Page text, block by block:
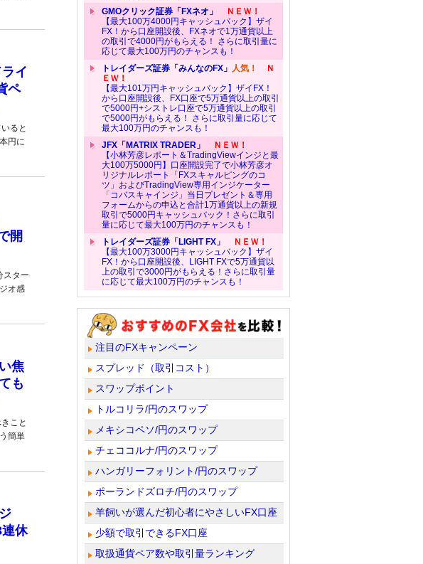
イ
ペ
ると
円に
開
スター
オ感
焦
も
こと
簡単
休
GMOクリック証券「FXネオ」
ＮＥＷ！
【最大100万4000円キャッシュバック】ザイ
FX！から口座開設後、FXネオで1万通貨以上
の取引で4000円がもらえる！ さらに取引量に
応じて最大100万円のチャンスも！
トレイダーズ証券「みんなのFX」 人気！
Ｎ
ＥＷ！
【最大101万円キャッシュバック】ザイFX！
から口座開設後、FX口座で5万通貨以上の取引
で5000円+シストレ口座で5万通貨以上の取引
で5000円がもらえる！ さらに取引量に応じて
最大100万円のチャンスも！
JFX「MATRIX TRADER」
ＮＥＷ！
【小林芳彦レポート＆TradingViewインジと最
大100万5000円】口座開設完了で小林芳彦オ
リジナルレポート「FXスキャルピングのコ
ツ」およびTradingView専用インジケーター
「コバスキャインジ」当日プレゼント＆専用
フォームからの申込と合計1万通貨以上の新規
取引で5000円キャッシュバック！さらに取引
量に応じて最大100万円のチャンスも！
トレイダーズ証券「LIGHT FX」
ＮＥＷ！
【最大100万3000円キャッシュバック】ザイ
FX！から口座開設後、LIGHT FXで5万通貨以
上の取引で3000円がもらえる！さらに取引量
に応じて最大100万円のチャンスも！
注目のFXキャンペーン
スプレッド（取引コスト）
スワップポイント
トルコリラ/円のスワップ
メキシコペソ/円のスワップ
チェココルナ/円のスワップ
ハンガリーフォリント/円のスワップ
ポーランドズロチ/円のスワップ
羊飼いが選んだ初心者にやさしいFX口座
少額で取引できるFX口座
取扱通貨ペア数や取引量ランキング